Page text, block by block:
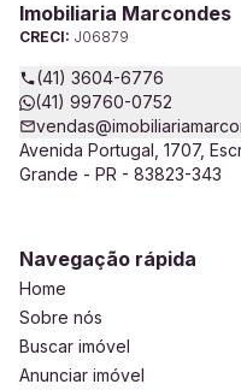
Imobiliaria Marcondes
CRECI: J06879
(41) 3604-6776
(41) 99760-0752
Avenida Portugal, 1707,
Grande - PR - 83823-343
Navegação rápida
Home
Sobre nós
Buscar imóvel
Anunciar imóvel